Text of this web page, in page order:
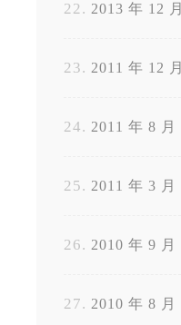
2013 年 12 月
2011 年 12 月
2011 年 8 月
2011 年 3 月
2010 年 9 月
2010 年 8 月